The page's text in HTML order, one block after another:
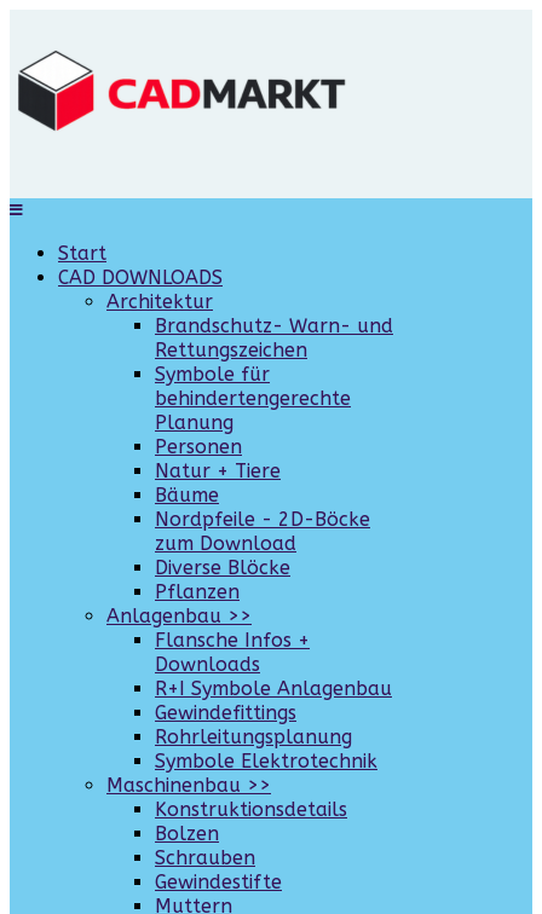
Start
CAD DOWNLOADS
Architektur
Brandschutz- Warn- und
Rettungszeichen
Symbole für
behindertengerechte
Planung
Personen
Natur + Tiere
Bäume
Nordpfeile - 2D-Böcke
zum Download
Diverse Blöcke
Pflanzen
Anlagenbau >>
Flansche Infos +
Downloads
R+I Symbole Anlagenbau
Gewindefittings
Rohrleitungsplanung
Symbole Elektrotechnik
Maschinenbau >>
Konstruktionsdetails
Bolzen
Schrauben
Gewindestifte
Muttern